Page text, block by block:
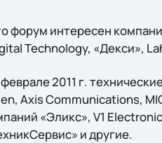
форум интересен
Technology, «Декси»,
2011 г.
Axis Communications,
«Эликс», V1
и другие.